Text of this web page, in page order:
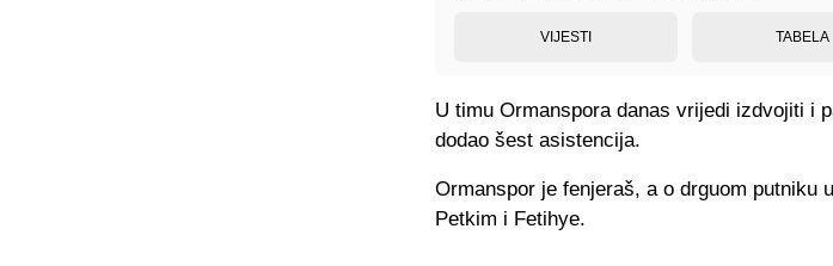
VIJESTI TABELA
U timu Ormanspora danas vrijedi izdvojiti i
dodao šest asistencija.
Ormanspor je fenjeraš, a o drguom putniku
Petkim i Fetihye.